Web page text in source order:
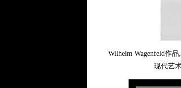
Wilhelm Wagenfeld作
现代艺